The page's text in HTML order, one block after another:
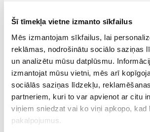
Šī tīmekļa vietne izmanto sīkfailus
Mēs izmantojam sīkfailus, lai
reklāmas, nodrošinātu sociālo saziņas
un analizētu mūsu datplūsmu.
izmantojat mūsu vietni, mēs arī
sociālās saziņas līdzekļu,
partneriem, kuri to var apvienot ar citu
viņiem sniedzat vai ko viņi apkopo, kad
pakalpojumus.
LIEBHERR IEGUVA